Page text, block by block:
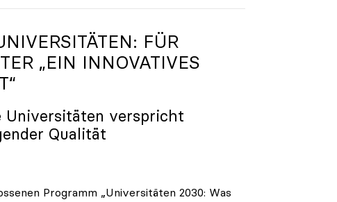
FÜR
„EIN INNOVATIVES
Universitäten verspricht
Qualität
Programm „Universitäten 2030: Was